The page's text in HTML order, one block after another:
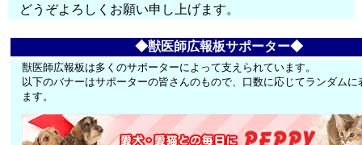
どうぞよろしくお願い申し上げます。
◆獣医師広報板サポーター◆
獣医師広報板は多くのサポーターによって支えられています。
以下のバナーはサポーターの皆さんのもので、口数に応じてランダムに
ます。